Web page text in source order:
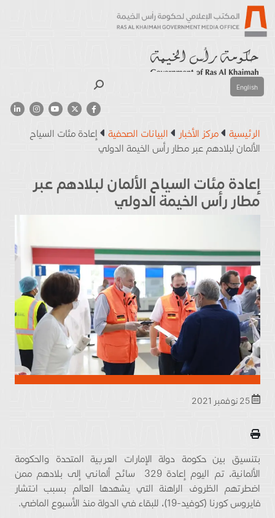
English
الرئيسية مركز الأخبار البيانات الصحفية
إعادة مئات السياح
الألمان لبلادهم عبر مطار رأس الخيمة الدولي
إعادة مئات السياح الألمان لبلادهم عبر
مطار رأس الخيمة الدولي
بتنسيق بين حكومة دولة الإمارات العربية المتحدة والحكومة
الألمانية، تم اليوم إعادة 329 سائح ألماني إلى بلادهم ممن
اضطرتهم الظروف الراهنة التي يشهدها العالم بسبب انتشار
فايروس كورنا (كوفيد-19)، للبقاء في الدولة منذ الأسبوع الماضي.